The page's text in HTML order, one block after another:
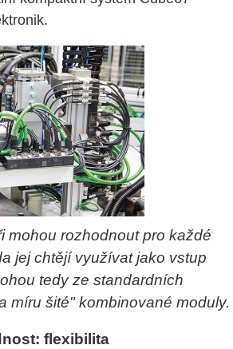
mohou rozhodnout pro každé
jej chtějí využívat jako vstup
tedy ze standardních
míru šité" kombinované moduly.
flexibilita